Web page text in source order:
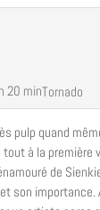
Tornado
20 min
pulp quand
tout à la première
de
son importance.